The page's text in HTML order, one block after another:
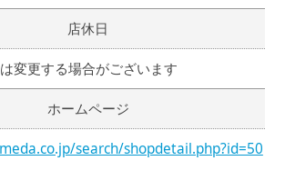
店休日
変更する場合がございます
ホームページ
search/shopdetail.php?id=50